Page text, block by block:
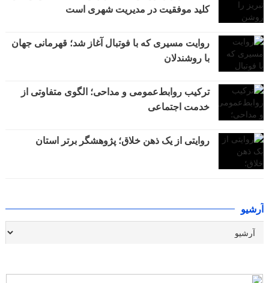
کلید موفقیت در مدیریت شهری است
روایت مسیری که با فوتبال آغاز شد؛ قهرمانی جهان
با روشندلان
ترکیب روابط‌عمومی و مداحی؛ الگوی متفاوتی از
خدمت اجتماعی
روایتی از یک ذهن خلاق؛ پژوهشگر برتر استان
آرشیو